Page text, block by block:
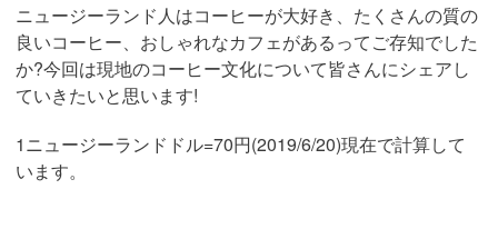
ニュージーランド人はコーヒーが大好き、たくさんの質の
良いコーヒー、おしゃれなカフェがあるってご存知でした
か?今回は現地のコーヒー文化について皆さんにシェアし
ていきたいと思います!
1ニュージーランドドル=70円(2019/6/20)現在で計算して
います。